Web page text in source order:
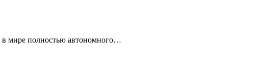
в мире полностью автономного…